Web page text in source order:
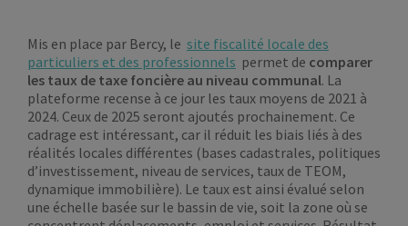
Mis en place par Bercy, le site fiscalité locale des
particuliers et des professionnels permet de comparer
les taux de taxe foncière au niveau communal. La
plateforme recense à ce jour les taux moyens de 2021 à
2024. Ceux de 2025 seront ajoutés prochainement. Ce
cadrage est intéressant, car il réduit les biais liés à des
réalités locales différentes (bases cadastrales, politiques
d’investissement, niveau de services, taux de TEOM,
dynamique immobilière). Le taux est ainsi évalué selon
une échelle basée sur le bassin de vie, soit la zone où se